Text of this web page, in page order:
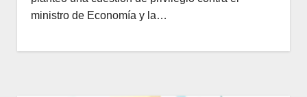
ministro de Economía y la…